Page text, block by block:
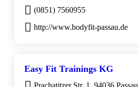
(0851) 7560955
http://www.bodyfit-passau.de
Easy Fit Trainings KG
Prachatitzer Str. 1, 94036 Passau